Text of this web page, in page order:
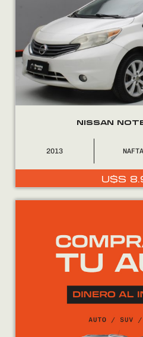
NISSAN
2013 NAFTA
U$S